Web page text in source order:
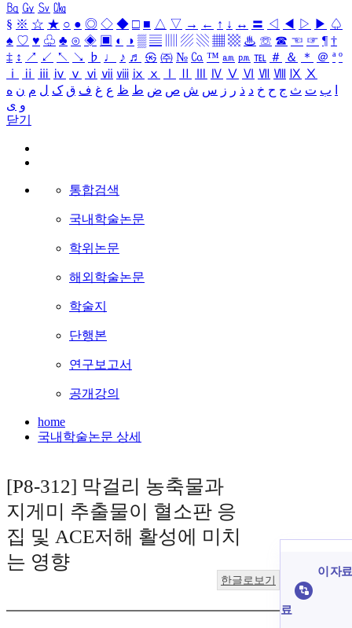
㏃ ㏉ ㏜ ㏆
§ ※ ☆ ★ ○ ● ◎ ◇ ◆ □ ■ △ ▽ → ← ↑ ↓ ↔ 〓 ◁ ◀ ▷ ▶ ♤
♠ ♡ ♥ ♧ ♣ ⊙ ◈ ▣ ◐ ◑ ▒ ▤ ▨ ▧ ▦ ▩ ♨ ☏ ☎ ☜ ☞ ¶ †
‡ ↕ ↗ ↙ ↖ ↘ ♭ ♩ ♪ ♬ ㉿ ㈜ № ㏇ ™ ㏂ ㏘ ℡ ＃ ＆ ＊ ＠ ª º
ⅰ
ⅱ ⅲ ⅳ ⅴ ⅵ ⅶ ⅷ ⅸ ⅹ Ⅳ Ⅴ Ⅵ Ⅶ Ⅷ Ⅸ Ⅹ
ب ت ث ج ح خ د ذ ر ز س ش ص ض ط ظ ع غ ف ق ک ل م ن ه
و ی
닫기
통합검색
국내학술논문
학위논문
해외학술논문
학술지
단행본
연구보고서
공개강의
home
국내학술논문 상세
[P8-312] 막걸리 농축물과
지게미 추출물이 혈소판 응
집 및 ACE저해 활성에 미치
는 영향
한글로보기
이 자
료